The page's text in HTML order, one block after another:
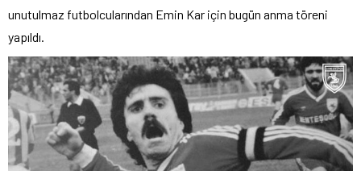
unutulmaz futbolcularından Emin Kar için bugün anma töreni
yapıldı.